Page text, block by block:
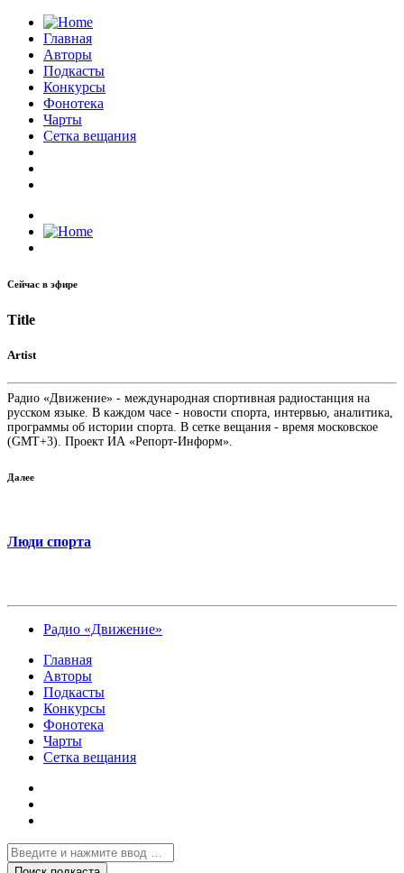
Главная
Авторы
Подкасты
Конкурсы
Фонотека
Чарты
Сетка вещания
Сейчас в эфире
Title
Artist
Радио «Движение» - международная спортивная радиостанция на
русском языке. В каждом часе - новости спорта, интервью, аналитика,
программы об истории спорта. В сетке вещания - время московское
(GMT+3). Проект ИА «Репорт-Информ».
Далее
Люди спорта
Радио «Движение»
Главная
Авторы
Подкасты
Конкурсы
Фонотека
Чарты
Сетка вещания